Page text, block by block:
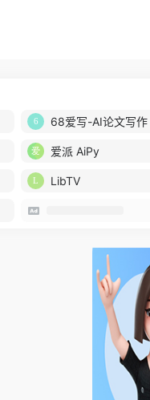
68爱写-AI论文写作
爱派 AiPy
LibTV